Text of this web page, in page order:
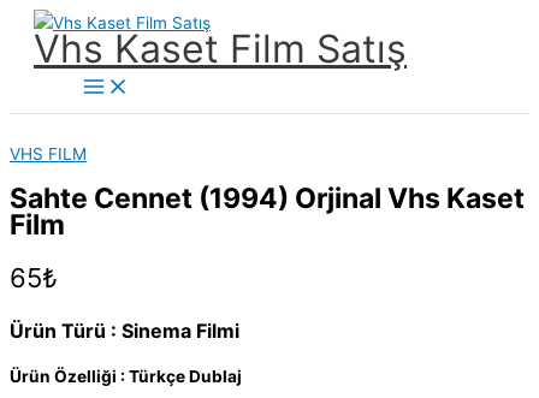
İçeriğe
Vhs Kaset Film Satış
Main
Menu
VHS FILM
Sahte Cennet (1994) Orjinal Vhs Kaset
Film
65₺
Ürün Türü : Sinema Filmi
Ürün Özelliği : Türkçe Dublaj